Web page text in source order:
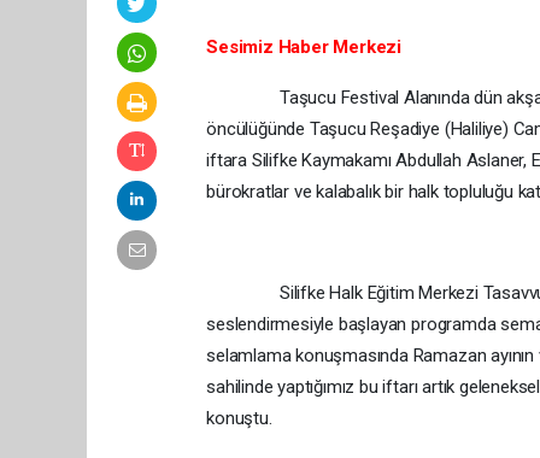
Sesimiz Haber Merkezi
Taşucu Festival Alanında dün akşam
öncülüğünde Taşucu Reşadiye (Haliliye)
iftara Silifke Kaymakamı Abdullah Aslaner,
bürokratlar ve kalabalık bir halk topluluğu
Silifke Halk Eğitim Merkezi Tasavvuf
seslendirmesiyle başlayan programda
selamlama konuşmasında Ramazan
sahilinde yaptığımız bu iftarı artık
konuştu.